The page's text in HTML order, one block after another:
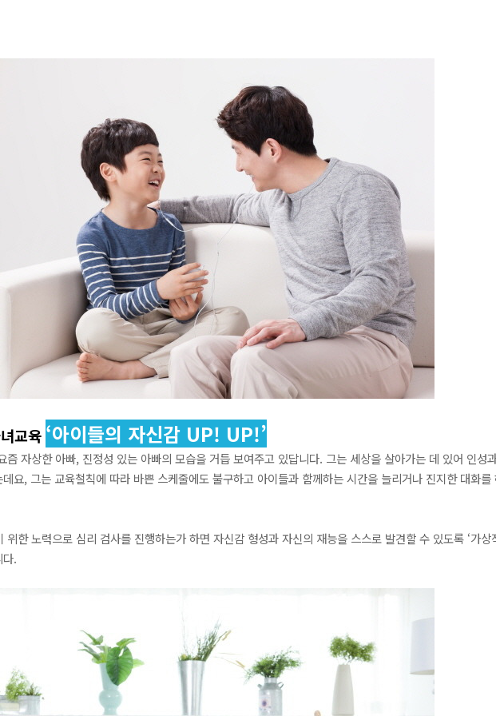
교육 ‘아이들의 자신감 UP! UP!’
즘 자상한 아빠, 진정성 있는 아빠의 모습을 거듭 보여주고 있답니다. 그는 세상을 살아가는 데 있어 인성
요, 그는 교육철칙에 따라 바쁜 스케줄에도 불구하고 아이들과 함께하는 시간을 늘리거나 진지한 대화를
한 노력으로 심리 검사를 진행하는가 하면 자신감 형성과 자신의 재능을 스스로 발견할 수 있도록 ‘가상
다.